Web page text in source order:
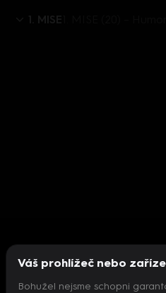
1. MISE
Váš prohlížeč nebo
Bohužel nejsme schopni